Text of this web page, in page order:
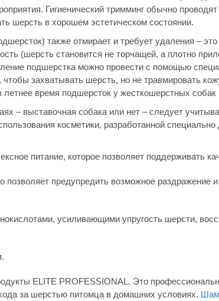
Гигиенический тримминг обычно
шерсть в хорошем эстетическом состоянии.
также отмирает и требует удаления –
(шерсть становится не торчащей, а плотно
подшерстка можно провести с помощью
захватывать шерсть, но не травмировать
время подшерсток у жесткошерстных собак
– выставочная собака или нет – следует
косметики, разработанной специально
питание, которое позволяет поддерживать
предупредить возможное раздражение
усиливающими упругость шерсти,
ELITE PROFESSIONAL. Это
за шерстью питомца в домашних условиях.